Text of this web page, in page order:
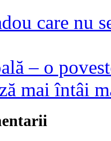
care nu
– o
mai întâi